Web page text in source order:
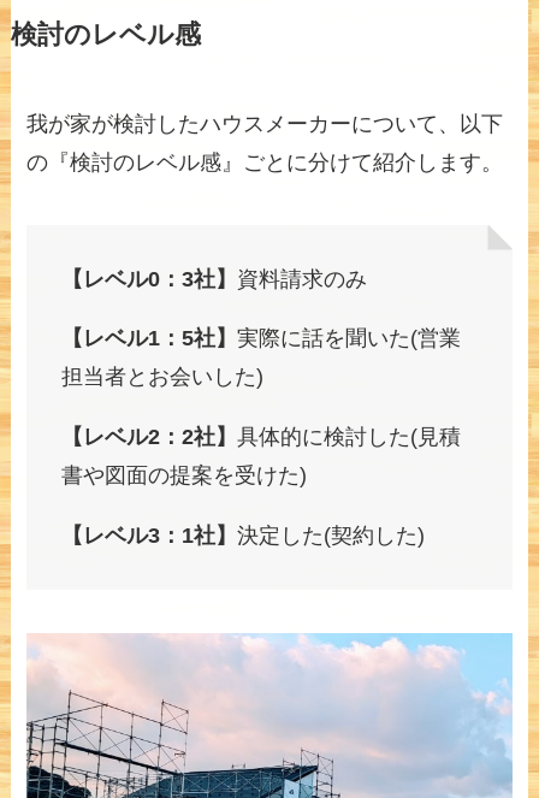
検討のレベル感
我が家が検討したハウスメーカーについて、以下
の『検討のレベル感』ごとに分けて紹介します。
【レベル0：3社】 資料請求のみ
【レベル1：5社】実際に話を聞いた(営業
担当者とお会いした)
【レベル2：2社】具体的に検討した(見積
書や図面の提案を受けた)
【レベル3：1社】決定した(契約した)